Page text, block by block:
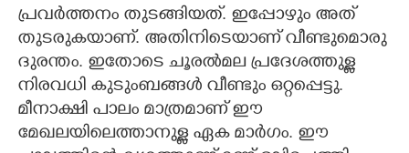
പ്രവർത്തനം തുടങ്ങിയത്. ഇപ്പോഴും അത്
തുടരുകയാണ്. അതിനിടെയാണ് വീണ്ടുമൊരു
ദുരന്തം. ഇതോടെ ചൂരൽമല പ്രദേശത്തുള്ള
നിരവധി കുടുംബങ്ങൾ വീണ്ടും ഒറ്റപ്പെട്ടു.
മീനാക്ഷി പാലം മാത്രമാണ് ഈ
മേഖലയിലെത്താനുള്ള ഏക മാർഗം. ഈ